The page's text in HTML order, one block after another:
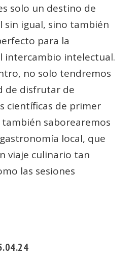
solo un destino de
sin igual, sino también
para la
intercambio intelectual.
no solo tendremos
de disfrutar de
científicas de primer
saborearemos
local, que
viaje culinario tan
las sesiones